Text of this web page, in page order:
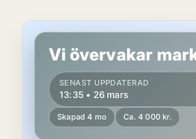
Rum i Norra hisingen
Vi övervakar
SENAST UPPDATERAD
13:35 • 26 mars
Skapad 4 mo Ca. 4 000 kr.